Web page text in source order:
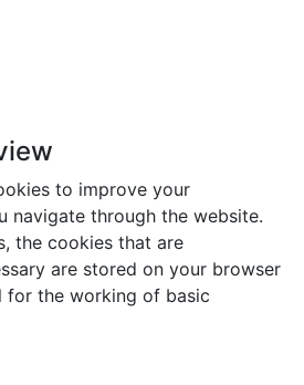
to improve your
navigate through the website.
the cookies that are
are stored on your browser
for the working of basic